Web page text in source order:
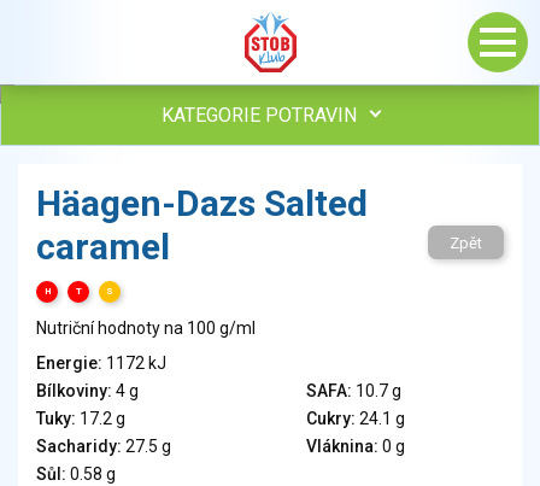
KATEGORIE POTRAVIN
Vejce
Mléko
Sýry
Veganské a vegetariánské výrobky
Tuky
Obiloviny, mouka, cereální výrobky
Chléb, pečivo, křehké chleby, pufované výrobky
Přílohy
Häagen-Dazs Salted
caramel
H T S
Zpět
Nutriční hodnoty na 100 g/ml
Energie: 1172 kJ
Bílkoviny: 4 g SAFA: 10.7 g
Tuky: 17.2 g Cukry: 24.1 g
Sacharidy: 27.5 g Vláknina: 0 g
Sůl: 0.58 g